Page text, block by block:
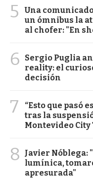
5
Una
un ómnibus la
al chofer: "En
6
Sergio Puglia
reality: el
decisión
7
“Esto que pasó
tras la
Montevideo City
8
Javier Nóblega:
lumínica,
apresurada"